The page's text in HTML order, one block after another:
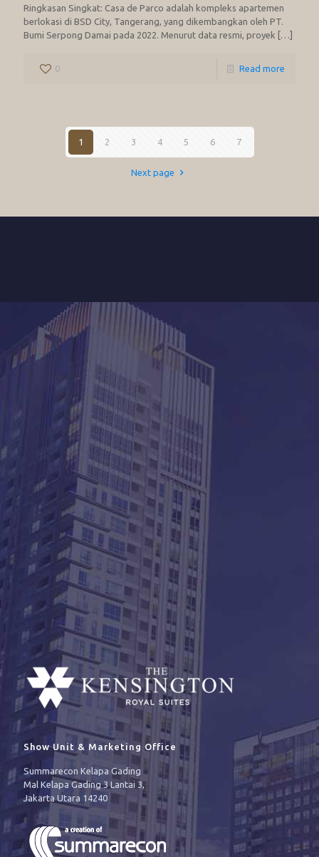
Ringkasan Singkat: Casa de Parco adalah kompleks apartemen
berlokasi di BSD City, Tangerang, yang dikembangkan oleh PT.
Bumi Serpong Damai pada 2022. Menurut data resmi, proyek […]
0 Read more
1 2 3 4 5 6 7
Next page
Show Unit & Marketing Office
Summarecon Kelapa Gading
Mal Kelapa Gading 3 Lantai 3,
Jakarta Utara 14240